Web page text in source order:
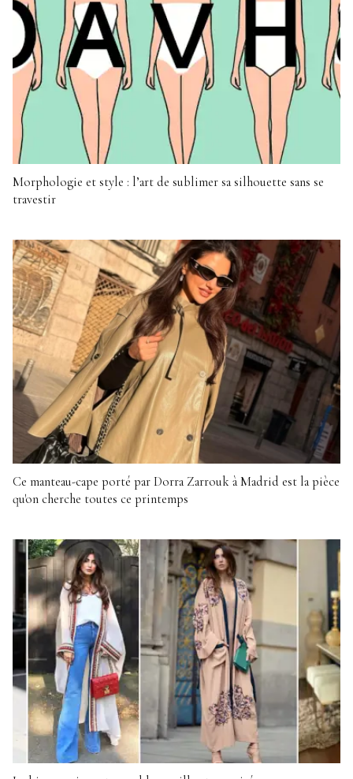
Morphologie et style : l’art de sublimer sa silhouette sans se
travestir
Ce manteau-cape porté par Dorra Zarrouk à Madrid est la pièce
qu'on cherche toutes ce printemps